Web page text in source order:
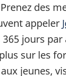
des
appeler
jours
sur les
jeunes,